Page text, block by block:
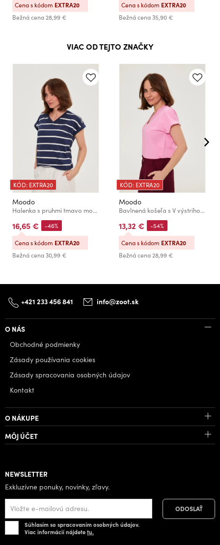
Bežná cena28,99 €
Cena s kódom EXTRA20
Bežná cena35,90 €
Cena s kódom EXTRA20
VIAC OD TEJTO ZNAČKY
KÓD: EXTRA20
Moodo
Halenka s pruhmi tmavo modrá Moodo
16,65 €
Bežná cena30,99 €
-46%
Cena s kódom EXTRA20
KÓD: EXTRA20
Moodo
Bavlnená košeľa s V výstrihom ružová Moodo
13,32 €
Bežná cena28,99 €
-54%
Cena s kódom EXTRA20
+421 233 456 841 info@zoot.sk
O NÁS
Obchodné podmienky
Zásady používania cookies
Zásady spracovania osobných údajov
Kontakt
O NÁKUPE
MÔJ ÚČET
NEWSLETTER
Exkluzívne ponuky, novinky, zľavy.
Súhlasím so spracovaním osobných údajov.
Viac informácií nájdetetu.